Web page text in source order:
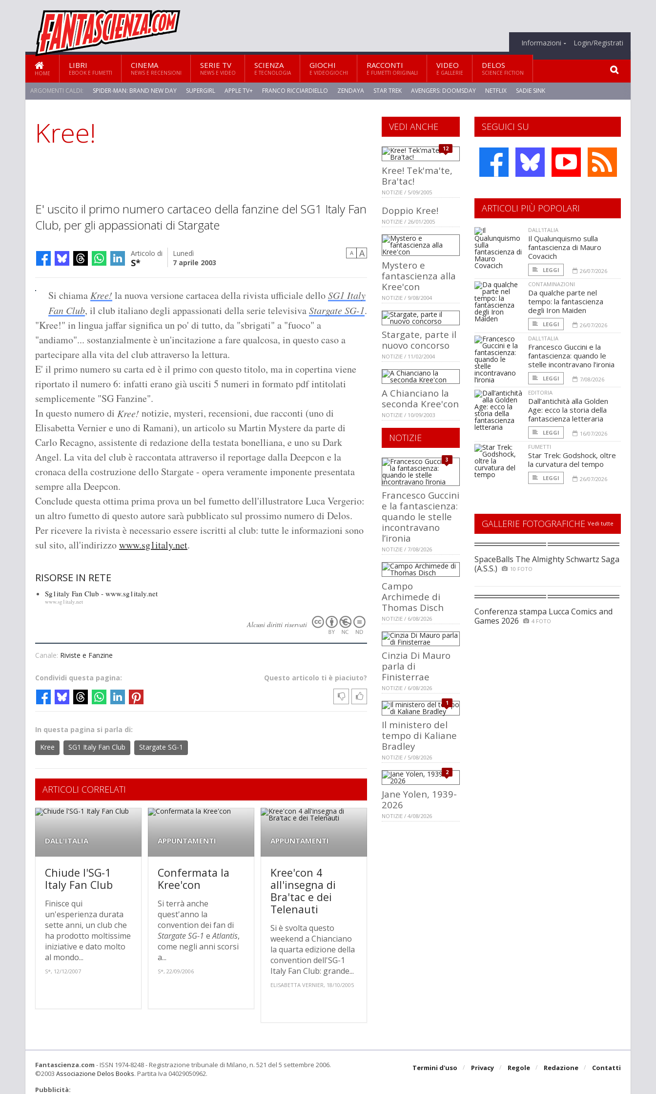
Informazioni Login/Registrati
HOME
LIBRI
EBOOK E FUMETTI
CINEMA
NEWS E RECENSIONI
SERIE TV
NEWS E VIDEO
SCIENZA
E TECNOLOGIA
GIOCHI
E VIDEOGIOCHI
RACCONTI
E FUMETTI ORIGINALI
VIDEO
E GALLERIE
DELOS
SCIENCE FICTION
ARGOMENTI CALDI: SPIDER-MAN: BRAND NEW DAY SUPERGIRL APPLE TV+ FRANCO RICCIARDIELLO ZENDAYA STAR TREK AVENGERS: DOOMSDAY NETFLIX SADIE SINK
Kree!
E' uscito il primo numero cartaceo della fanzine del SG1 Italy Fan
Club, per gli appassionati di Stargate
Articolo di
S*
Lunedì
7 aprile 2003
A A
Si chiamaKree! la nuova versione cartacea della rivista ufficiale delloSG1 Italy
Fan Club, il club italiano degli appassionati della serie televisivaStargate SG-1.
"Kree!" in lingua jaffar significa un po' di tutto, da "sbrigati" a "fuoco" a
"andiamo"... sostanzialmente è un'incitazione a fare qualcosa, in questo caso a
partecipare alla vita del club attraverso la lettura.
E' il primo numero su carta ed è il primo con questo titolo, ma in copertina viene
riportato il numero 6: infatti erano già usciti 5 numeri in formato pdf intitolati
semplicemente "SG Fanzine".
In questo numero di Kree! notizie, mysteri, recensioni, due racconti (uno di
Elisabetta Vernier e uno di Ramani), un articolo su Martin Mystere da parte di
Carlo Recagno, assistente di redazione della testata bonelliana, e uno su Dark
Angel. La vita del club è raccontata attraverso il reportage dalla Deepcon e la
cronaca della costruzione dello Stargate - opera veramente imponente presentata
sempre alla Deepcon.
Conclude questa ottima prima prova un bel fumetto dell'illustratore Luca Vergerio:
un altro fumetto di questo autore sarà pubblicato sul prossimo numero di Delos.
Per ricevere la rivista è necessario essere iscritti al club: tutte le informazioni sono
sul sito, all'indirizzowww.sg1italy.net.
RISORSE IN RETE
Sg1italy Fan Club - www.sg1italy.net
www.sg1italy.net
Alcuni diritti riservati
Canale: Riviste e Fanzine
Questo articolo ti è piaciuto?
Condividi questa pagina:
In questa pagina si parla di:
Kree
SG1 Italy Fan Club Stargate SG-1
ARTICOLI CORRELATI
DALL'ITALIA
Chiude l'SG-1
Italy Fan Club
Finisce qui
un'esperienza durata
sette anni, un club che
ha prodotto moltissime
iniziative e dato molto
al mondo...
S*, 12/12/2007
APPUNTAMENTI
Confermata la
Kree'con
Si terrà anche
quest'anno la
convention dei fan di
Stargate SG-1 eAtlantis,
come negli anni scorsi
a...
S*, 22/09/2006
APPUNTAMENTI
Kree'con 4
all'insegna di
Bra'tac e dei
Telenauti
Si è svolta questo
weekend a Chianciano
la quarta edizione della
convention dell'SG-1
Italy Fan Club: grande...
ELISABETTA VERNIER, 18/10/2005
SEGUICI SU
VEDI ANCHE
12
Kree! Tek'ma'te,
Bra'tac!
NOTIZIE / 5/09/2005
Doppio Kree!
NOTIZIE / 26/01/2005
Mystero e
fantascienza alla
Kree'con
NOTIZIE / 9/08/2004
Stargate, parte il
nuovo concorso
NOTIZIE / 11/02/2004
A Chianciano la
seconda Kree'con
NOTIZIE / 10/09/2003
NOTIZIE
3
Francesco Guccini
e la fantascienza:
quando le stelle
incontravano
l’ironia
NOTIZIE / 7/08/2026
Campo
Archimede di
Thomas Disch
NOTIZIE / 6/08/2026
Cinzia Di Mauro
parla di
Finisterrae
NOTIZIE / 6/08/2026
1
Il ministero del
tempo di Kaliane
Bradley
NOTIZIE / 5/08/2026
2
Jane Yolen, 1939-
2026
NOTIZIE / 4/08/2026
ARTICOLI PIÙ POPOLARI
DALL'ITALIA
Il Qualunquismo sulla
fantascienza di Mauro
Covacich
LEGGI
26/07/2026
CONTAMINAZIONI
Da qualche parte nel
tempo: la fantascienza
degli Iron Maiden
LEGGI
26/07/2026
DALL'ITALIA
Francesco Guccini e la
fantascienza: quando le
stelle incontravano l’ironia
LEGGI
7/08/2026
EDITORIA
Dall’antichità alla Golden
Age: ecco la storia della
fantascienza letteraria
LEGGI
16/07/2026
FUMETTI
Star Trek: Godshock, oltre
la curvatura del tempo
LEGGI 26/07/2026
GALLERIE FOTOGRAFICHE Vedi tutte
SpaceBalls The Almighty Schwartz Saga
(A.S.S.)
10 FOTO
Conferenza stampa Lucca Comics and
Games 2026
4 FOTO
Termini d'uso Privacy Regole Redazione Contatti
Fantascienza.com - ISSN 1974-8248 - Registrazione tribunale di Milano, n. 521 del 5 settembre 2006.
©2003 Associazione Delos Books. Partita Iva 04029050962.
Pubblicità: